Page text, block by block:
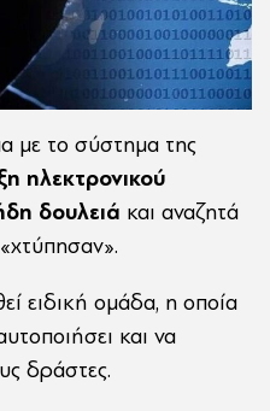
με το σύστημα της
ηλεκτρονικού
δουλειά και αναζητά
ειδική ομάδα, η οποία
και να
δράστες.